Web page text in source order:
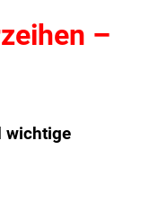
–
wichtige